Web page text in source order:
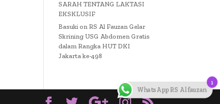
SARAH TENTANG LAKTASI
EKSKLUSIF
Basuki on RS Al Fauzan Gelar
Skrining USG Abdomen Gratis
dalam Rangka HUT DKI
Jakarta ke-498
1
WhatsApp RS Al fauzan